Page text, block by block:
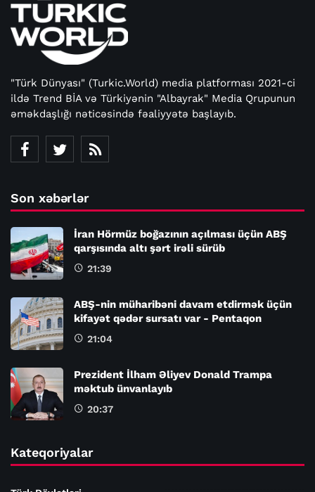
"Türk Dünyası" (Turkic.World) media platforması 2021-ci
ildə Trend BİA və Türkiyənin "Albayrak" Media Qrupunun
əməkdaşlığı nəticəsində fəaliyyətə başlayıb.
Son xəbərlər
İran Hörmüz boğazının açılması üçün ABŞ
qarşısında altı şərt irəli sürüb
21:39
ABŞ-nin müharibəni davam etdirmək üçün
kifayət qədər sursatı var - Pentaqon
21:04
Prezident İlham Əliyev Donald Trampa
məktub ünvanlayıb
20:37
Kateqoriyalar